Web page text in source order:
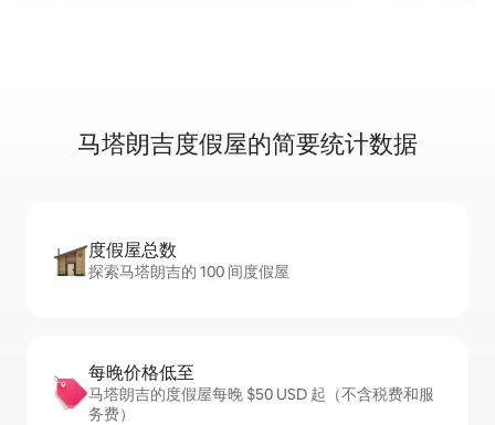
马塔朗吉度假屋的简要统计数据
度假屋总数
探索马塔朗吉的 100 间度假屋
每晚价格低至
马塔朗吉的度假屋每晚 $50 USD 起（不含税费和服
务费）